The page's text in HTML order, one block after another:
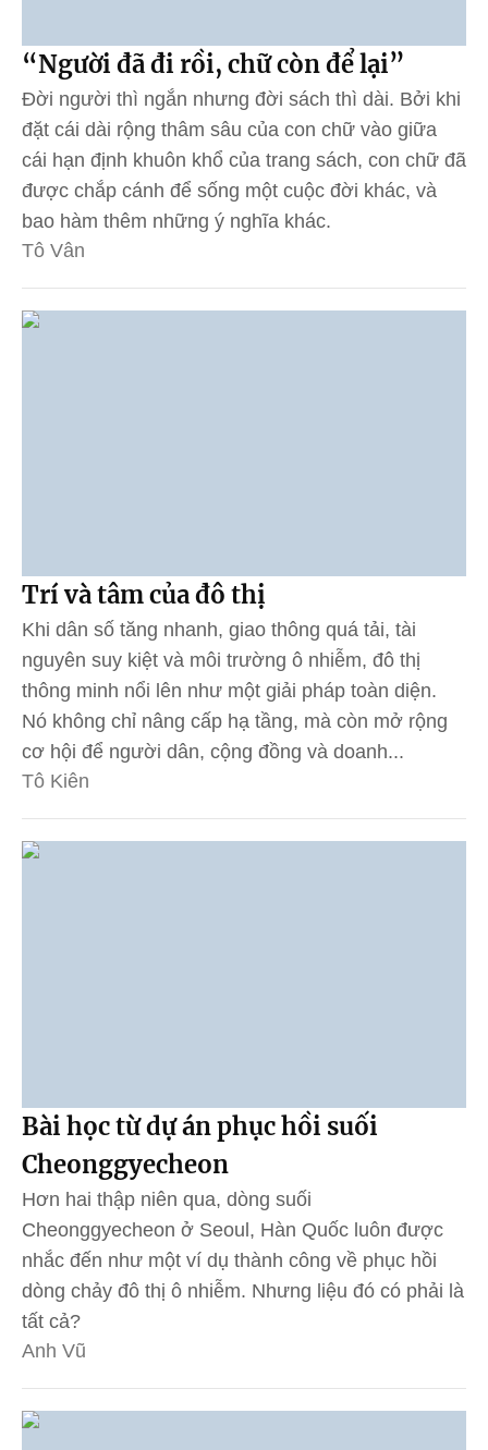
“Người đã đi rồi, chữ còn để lại”
Đời người thì ngắn nhưng đời sách thì dài. Bởi khi
đặt cái dài rộng thâm sâu của con chữ vào giữa
cái hạn định khuôn khổ của trang sách, con chữ đã
được chắp cánh để sống một cuộc đời khác, và
bao hàm thêm những ý nghĩa khác.
Tô Vân
Trí và tâm của đô thị
Khi dân số tăng nhanh, giao thông quá tải, tài
nguyên suy kiệt và môi trường ô nhiễm, đô thị
thông minh nổi lên như một giải pháp toàn diện.
Nó không chỉ nâng cấp hạ tầng, mà còn mở rộng
cơ hội để người dân, cộng đồng và doanh...
Tô Kiên
Bài học từ dự án phục hồi suối
Cheonggyecheon
Hơn hai thập niên qua, dòng suối
Cheonggyecheon ở Seoul, Hàn Quốc luôn được
nhắc đến như một ví dụ thành công về phục hồi
dòng chảy đô thị ô nhiễm. Nhưng liệu đó có phải là
tất cả?
Anh Vũ